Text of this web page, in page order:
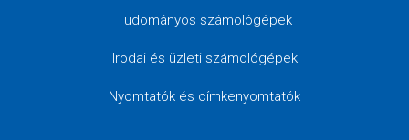
Tudományos számológépek
Irodai és üzleti számológépek
Nyomtatók és címkenyomtatók